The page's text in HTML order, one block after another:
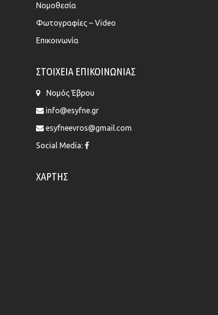
Νομοθεσία
Φωτογραφίες – Video
Επικοινωνία
ΣΤΟΙΧΕΊΑ ΕΠΙΚΟΙΝΩΝΊΑΣ
Νομός Έβρου
info@esyfne.gr
esyfneevros@gmail.com
Social Media:
ΧΆΡΤΗΣ